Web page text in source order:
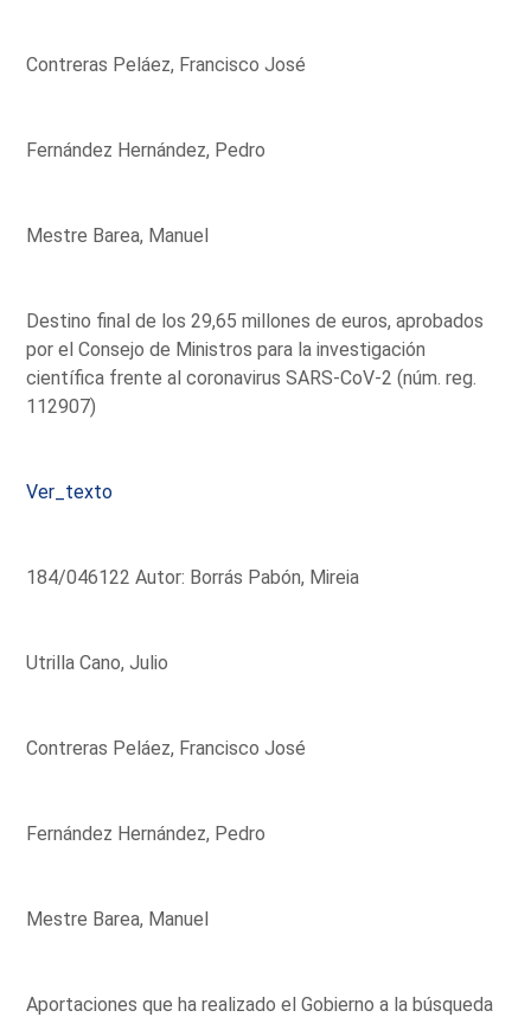
Contreras Peláez, Francisco José
Fernández Hernández, Pedro
Mestre Barea, Manuel
Destino final de los 29,65 millones de euros, aprobados
por el Consejo de Ministros para la investigación
científica frente al coronavirus SARS-CoV-2 (núm. reg.
112907)
Ver_texto
184/046122 Autor: Borrás Pabón, Mireia
Utrilla Cano, Julio
Contreras Peláez, Francisco José
Fernández Hernández, Pedro
Mestre Barea, Manuel
Aportaciones que ha realizado el Gobierno a la búsqueda